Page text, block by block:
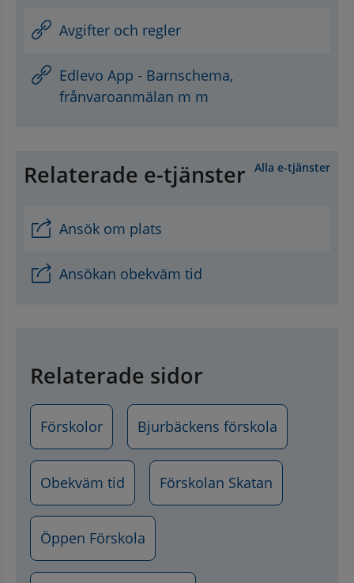
Avgifter och regler
Edlevo App - Barnschema,
frånvaroanmälan m m
Relaterade e-tjänster Alla e-tjänster
Ansök om plats
Ansökan obekväm tid
Relaterade sidor
Förskolor Bjurbäckens förskola
Obekväm tid Förskolan Skatan
Öppen Förskola